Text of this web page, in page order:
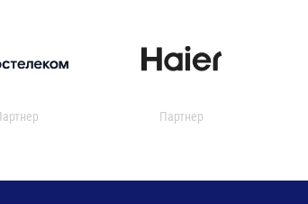
Партнер